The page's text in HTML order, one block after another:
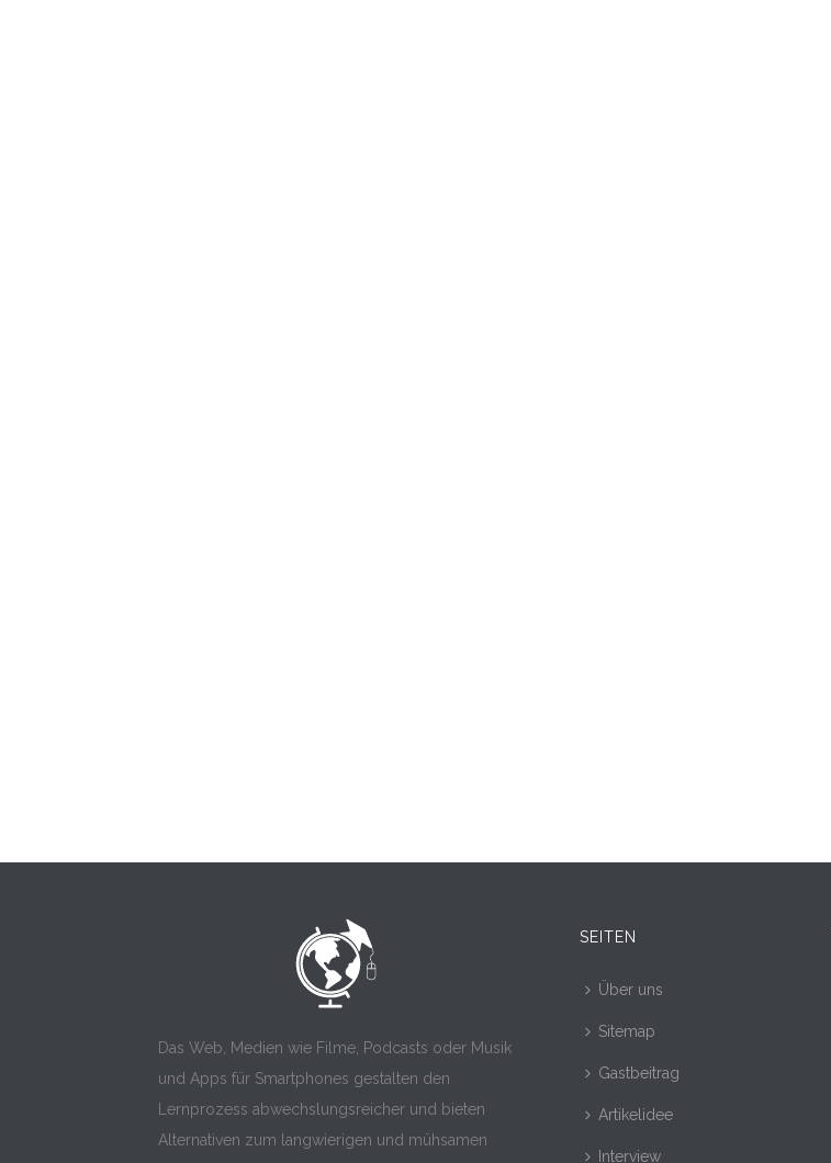
Das Web, Medien wie Filme, Podcasts oder Musik
und Apps für Smartphones gestalten den
Lernprozess abwechslungsreicher und bieten
Alternativen zum langwierigen und mühsamen
SEITEN
Über uns
Sitemap
Gastbeitrag
Artikelidee
Interview